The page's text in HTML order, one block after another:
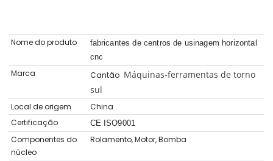
Nome do produto
fabricantes de centros de usinagem horizontal
cnc
Marca Cantão Máquinas-ferramentas de torno
sul
Local de origem
China
Certificação
CE ISO9001
Componentes do
núcleo
Rolamento, Motor, Bomba